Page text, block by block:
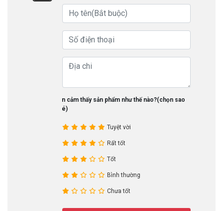
Bạn cảm thấy sản phẩm như thế nào?(chọn sao
nhé)
Tuyệt vời
Rất tốt
Tốt
Bình thường
Chưa tốt